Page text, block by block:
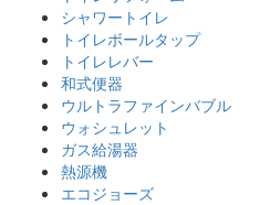
シャワートイレ
トイレボールタップ
トイレレバー
和式便器
ウルトラファインバブル
ウォシュレット
ガス給湯器
熱源機
エコジョーズ